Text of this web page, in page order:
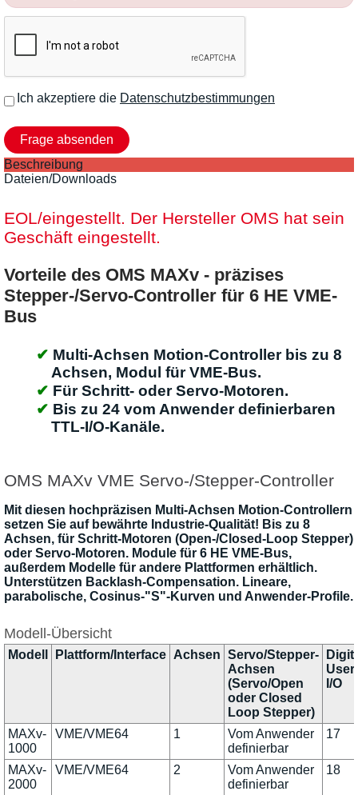
Ich akzeptiere die Datenschutzbestimmungen
Beschreibung
Dateien/Downloads
EOL/eingestellt. Der Hersteller OMS hat sein
Geschäft eingestellt.
Vorteile des OMS MAXv - präzises
Stepper-/Servo-Controller für 6 HE VME-
Bus
Multi-Achsen Motion-Controller bis zu 8
Achsen, Modul für VME-Bus.
Für Schritt- oder Servo-Motoren.
Bis zu 24 vom Anwender definierbaren
TTL-I/O-Kanäle.
OMS MAXv VME Servo-/Stepper-Controller
Mit diesen hochpräzisen Multi-Achsen Motion-Controllern
setzen Sie auf bewährte Industrie-Qualität! Bis zu 8
Achsen, für Schritt-Motoren (Open-/Closed-Loop Stepper)
oder Servo-Motoren. Module für 6 HE VME-Bus,
außerdem Modelle für andere Plattformen erhältlich.
Unterstützen Backlash-Compensation. Lineare,
parabolische, Cosinus-"S"-Kurven und Anwender-Profile.
Modell-Übersicht
Modell Plattform/Interface Achsen Servo/Stepper-
Achsen
(Servo/Open
oder Closed
Loop Stepper)
User-
I/O
MAXv-
1000
VME/VME64 1
Vom Anwender
definierbar
17
MAXv-
2000
VME/VME64 2
Vom Anwender
definierbar
18